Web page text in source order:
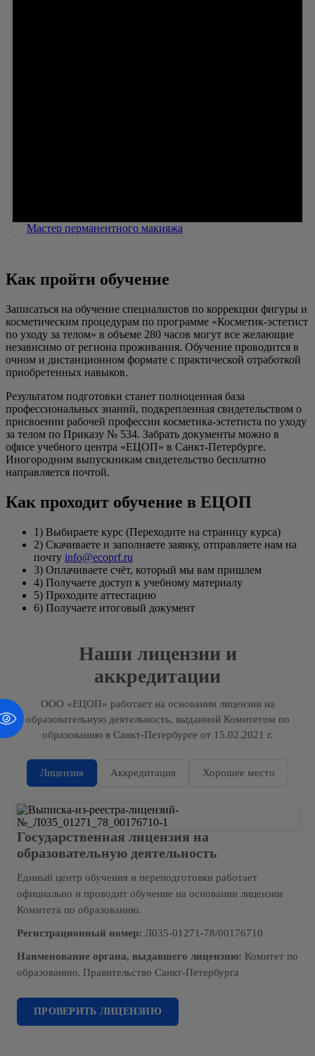
Мастер перманентного макияжа
Как пройти обучение
Записаться на обучение специалистов по коррекции фигуры и
косметическим процедурам по программе «Косметик-эстетист
по уходу за телом» в объеме 280 часов могут все желающие
независимо от региона проживания. Обучение проводится в
очном и дистанционном формате с практической отработкой
приобретенных навыков.
Результатом подготовки станет полноценная база
профессиональных знаний, подкрепленная свидетельством о
присвоении рабочей профессии косметика-эстетиста по уходу
за телом по Приказу № 534. Забрать документы можно в
офисе учебного центра «ЕЦОП» в Санкт-Петербурге.
Иногородним выпускникам свидетельство бесплатно
направляется почтой.
Как проходит обучение в ЕЦОП
1) Выбираете курс (Переходите на страницу курса)
2) Скачиваете и заполняете заявку, отправляете нам на
почту info@ecoprf.ru
3) Оплачиваете счёт, который мы вам пришлем
4) Получаете доступ к учебному материалу
5) Проходите аттестацию
6) Получаете итоговый документ
Наши лицензии и
аккредитации
ООО «ЕЦОП» работает на основании лицензии на
образовательную деятельность, выданной Комитетом по
образованию в Санкт-Петербурге от 15.02.2021 г.
Лицензия Аккредитация Хорошее место
Государственная лицензия на
образовательную деятельность
Единый центр обучения и переподготовки работает
официально и проводит обучение на основании лицензии
Комитета по образованию.
Регистрационный номер: Л035-01271-78/00176710
Наименование органа, выдавшего лицензию: Комитет по
образованию. Правительство Санкт-Петербурга
ПРОВЕРИТЬ ЛИЦЕНЗИЮ